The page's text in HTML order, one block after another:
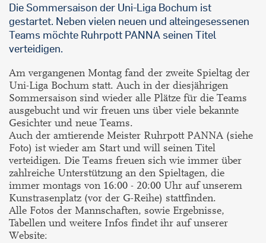
Die Sommersaison der Uni-Liga Bochum ist
gestartet. Neben vielen neuen und alteingesessenen
Teams möchte Ruhrpott PANNA seinen Titel
verteidigen.
Am vergangenen Montag fand der zweite Spieltag der
Uni-Liga Bochum statt. Auch in der diesjährigen
Sommersaison sind wieder alle Plätze für die Teams
ausgebucht und wir freuen uns über viele bekannte
Gesichter und neue Teams.
Auch der amtierende Meister Ruhrpott PANNA (siehe
Foto) ist wieder am Start und will seinen Titel
verteidigen. Die Teams freuen sich wie immer über
zahlreiche Unterstützung an den Spieltagen, die
immer montags von 16:00 - 20:00 Uhr auf unserem
Kunstrasenplatz (vor der G-Reihe) stattfinden.
Alle Fotos der Mannschaften, sowie Ergebnisse,
Tabellen und weitere Infos findet ihr auf unserer
Website: